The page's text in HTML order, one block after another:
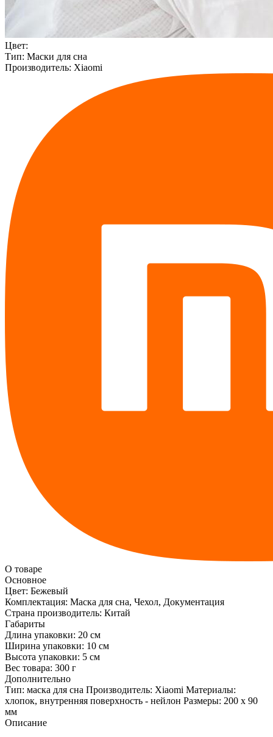
Цвет:
Тип: Маски для сна
Производитель: Xiaomi
О товаре
Основное
Цвет: Бежевый
Комплектация: Маска для сна, Чехол, Документация
Страна производитель: Китай
Габариты
Длина упаковки: 20 см
Ширина упаковки: 10 см
Высота упаковки: 5 см
Вес товара: 300 г
Дополнительно
Тип: маска для сна Производитель: Xiaomi Материалы:
хлопок, внутренняя поверхность - нейлон Размеры: 200 х 90
мм
Описание